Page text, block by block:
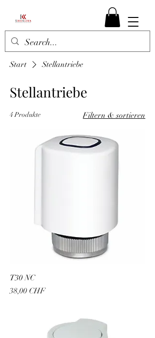
Start Stellantriebe
Stellantriebe
4 Produkte Filtern & sortieren
T30 NC
Preis
38,00 CHF